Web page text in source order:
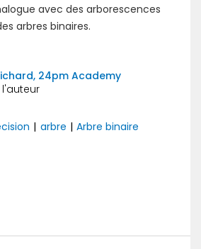
avec des arborescences
arbres binaires.
24pm Academy
| arbre | Arbre binaire